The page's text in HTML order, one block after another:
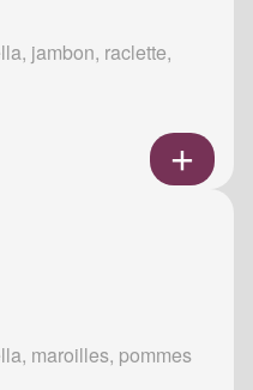
jambon, raclette,
maroilles, pommes